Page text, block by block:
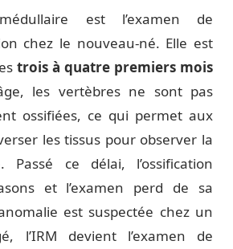
médullaire est l’examen de
chez le nouveau-né. Elle est
trois à quatre premiers mois
les vertèbres ne sont pas
ossifiées, ce qui permet aux
les tissus pour observer la
Passé ce délai, l’ossification
et l’examen perd de sa
est suspectée chez un
l’IRM devient l’examen de